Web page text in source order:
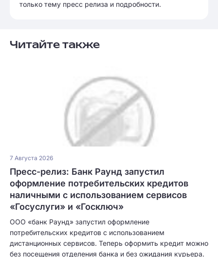
только тему пресс релиза и подробности.
Читайте также
7 Августа 2026
Пресс-релиз: Банк Раунд запустил
оформление потребительских кредитов
наличными с использованием сервисов
«Госуслуги» и «Госключ»
ООО «банк Раунд» запустил оформление
потребительских кредитов с использованием
дистанционных сервисов. Теперь оформить кредит можно
без посещения отделения банка и без ожидания курьера.